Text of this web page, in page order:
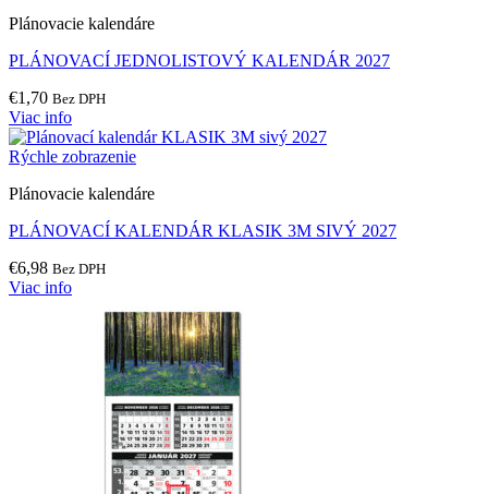
Plánovacie kalendáre
PLÁNOVACÍ JEDNOLISTOVÝ KALENDÁR 2027
€1,70 Bez DPH
Viac info
Rýchle zobrazenie
Plánovacie kalendáre
PLÁNOVACÍ KALENDÁR KLASIK 3M SIVÝ 2027
€6,98 Bez DPH
Viac info